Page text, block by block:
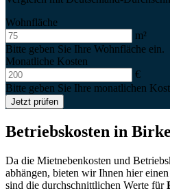
Wohnfläche
m²
Bitte geben Sie Ihre Wohnfläche ein.
Monatliche Kosten
€
Bitte geben Sie Ihre monatlichen
Jetzt prüfen
Betriebskosten in
Da die Mietnebenkosten und
abhängen, bieten wir Ihnen hier
sind die durchschnittlichen Werte für